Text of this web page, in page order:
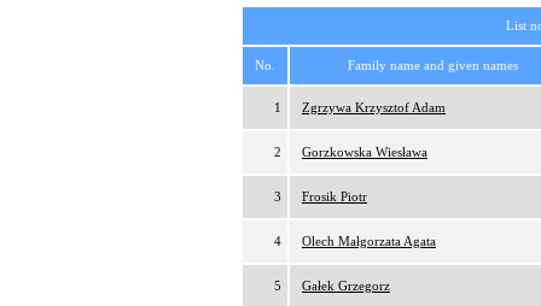
List
No. Family name and given names
1 Zgrzywa Krzysztof Adam
2 Gorzkowska Wiesława
3 Frosik Piotr
4 Olech Małgorzata Agata
5 Gałek Grzegorz